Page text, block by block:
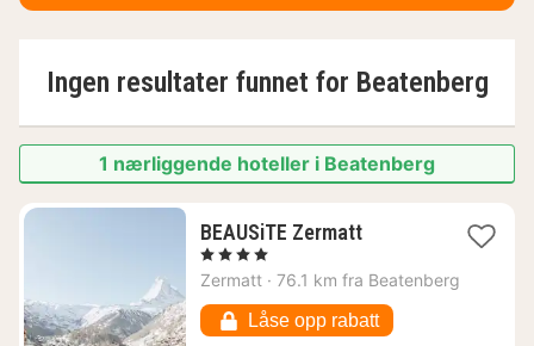
Ingen resultater funnet for Beatenberg
1 nærliggende hoteller i Beatenberg
BEAUSiTE Zermatt1
fra
kr.
, 4 Stjerner
Zermatt · 76.1 km fra Beatenberg
Låse opp rabatt